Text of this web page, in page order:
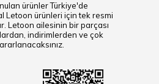
ürünler Türkiye'de
Letoon ürünleri için tek resmi
Letoon ailesinin bir parçası
indirimlerden ve çok